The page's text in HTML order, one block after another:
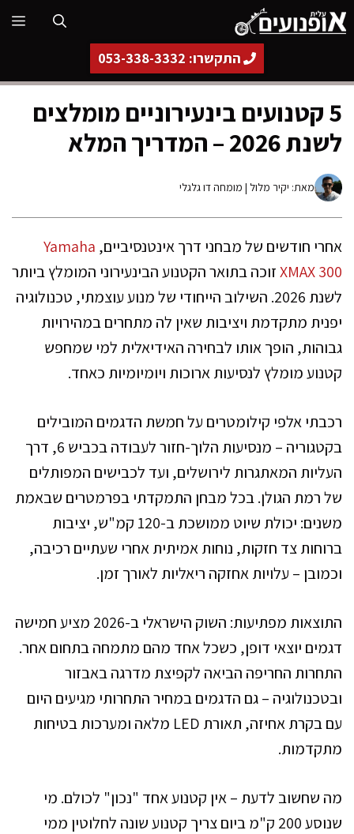
לדלג
לתוכן
התקשרו: 053-338-3332
5 קטנועים בינעירוניים מומלצים
לשנת 2026 – המדריך המלא
מאת: יקיר מלול | מומחה דו גלגלי
אחרי חודשים של מבחני דרך אינטנסיביים, Yamaha
XMAX 300זוכה בתואר הקטנוע הבינעירוני המומלץ ביותר
לשנת 2026. השילוב הייחודי של מנוע עוצמתי, טכנולוגיה
יפנית מתקדמת ויציבות שאין לה מתחרים במהירויות
גבוהות, הופך אותו לבחירה האידיאלית למי שמחפש
קטנוע מומלץ לנסיעות ארוכות ויומיומיות כאחד.
רכבתי אלפי קילומטרים על חמשת הדגמים המובילים
בקטגוריה – מנסיעות הלוך-חזור לעבודה בכביש 6, דרך
העליות המאתגרות לירושלים, ועד לכבישים המפותלים
של רמת הגולן. בכל מבחן התמקדתי בפרמטרים שבאמת
משנים: יכולת שיוט ממושכת ב-120 קמ"ש, יציבות
ברוחות צד חזקות, נוחות אמיתית אחרי שעתיים רכיבה,
וכמובן – עלויות אחזקה ריאליות לאורך זמן.
התוצאות מפתיעות: השוק הישראלי ב-2026 מציע חמישה
דגמים יוצאי דופן, כשכל אחד מהם מתמחה בתחום אחר.
התחרות החריפה הביאה לקפיצת מדרגה באבזור
ובטכנולוגיה – גם הדגמים במחיר התחרותי מגיעים היום
עם בקרת אחיזה, תאורת LED מלאה ומערכות בטיחות
מתקדמות.
מה שחשוב לדעת – אין קטנוע אחד "נכון" לכולם. מי
שנוסע 200 ק"מ ביום צריך קטנוע שונה לחלוטין ממי